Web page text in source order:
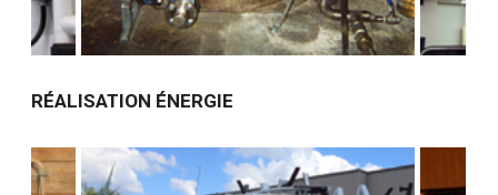
RÉALISATION ÉNERGIE